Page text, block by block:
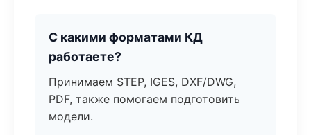
С какими форматами КД
работаете?
Принимаем STEP, IGES, DXF/DWG,
PDF, также помогаем подготовить
модели.